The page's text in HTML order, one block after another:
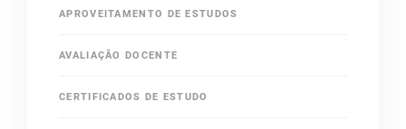
APROVEITAMENTO DE ESTUDOS
AVALIAÇÃO DOCENTE
CERTIFICADOS DE ESTUDO